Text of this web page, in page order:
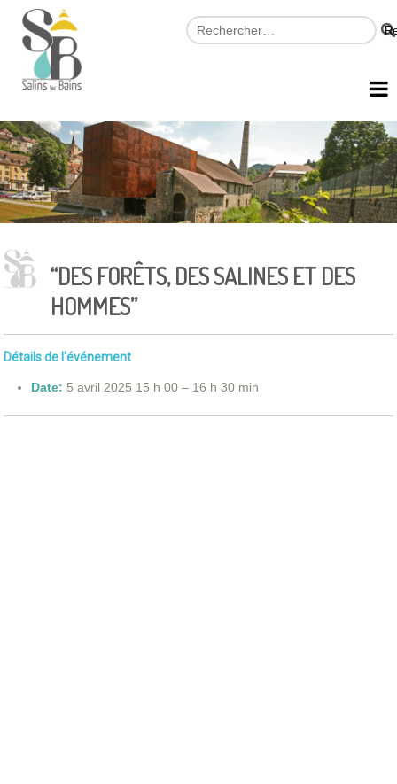
“DES FORÊTS, DES SALINES ET DES
HOMMES”
Détails de l'événement
Date: 5 avril 2025 15 h 00 – 16 h 30 min